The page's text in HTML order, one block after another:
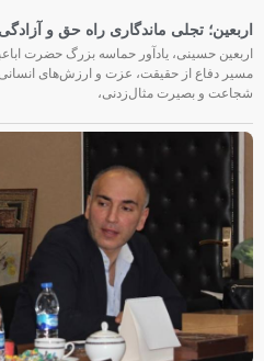
اربعین؛ تجلی ماندگاری راه حق و آزادگی
اربعین حسینی، یادآور حماسه بزرگ حضرت
مسیر دفاع از حقیقت، عزت و ارزش‌های
شجاعت و بصیرت مثال‌زدنی،